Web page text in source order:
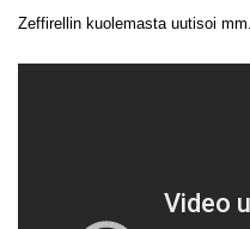
Zeffirellin kuolemasta uutisoi mm.